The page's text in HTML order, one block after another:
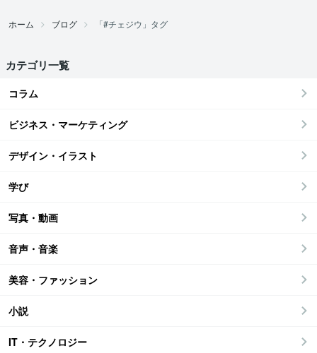
ホーム ブログ 「#チェジウ」タグ
カテゴリ一覧
コラム
ビジネス・マーケティング
デザイン・イラスト
学び
写真・動画
音声・音楽
美容・ファッション
小説
IT・テクノロジー